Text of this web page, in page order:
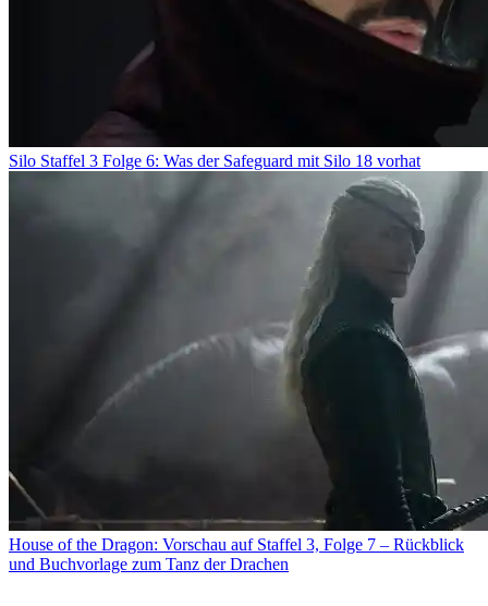
Silo Staffel 3 Folge 6: Was der Safeguard mit Silo 18 vorhat
House of the Dragon: Vorschau auf Staffel 3, Folge 7 – Rückblick
und Buchvorlage zum Tanz der Drachen